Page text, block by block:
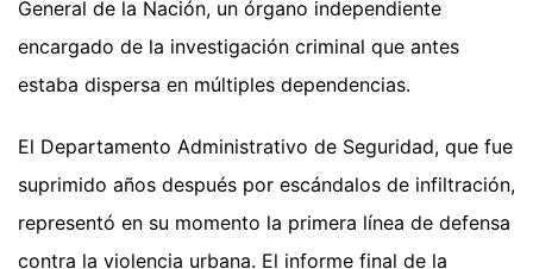
General de la Nación, un órgano independiente
encargado de la investigación criminal que antes
estaba dispersa en múltiples dependencias.
El Departamento Administrativo de Seguridad, que fue
suprimido años después por escándalos de infiltración,
representó en su momento la primera línea de defensa
contra la violencia urbana. El informe final de la